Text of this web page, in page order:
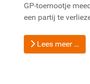
GP-toernootje
een partij te
Lees meer …